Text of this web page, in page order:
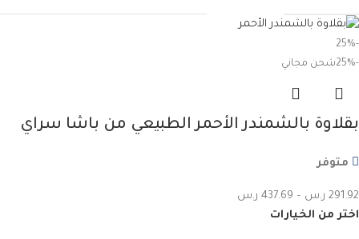
-25%
-25%
شحن مجاني
بقلاوة بالشمندر الأحمر الطبيعي من باشا سراي
متوفر
291.92 ر.س –
437.69 ر.س
اختر من الخيارات